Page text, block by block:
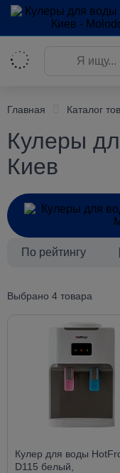
Главная Каталог
Кулеры
Киев
По рейтингу
Выбрано 4 товара
Кулер для воды
D115 белый,